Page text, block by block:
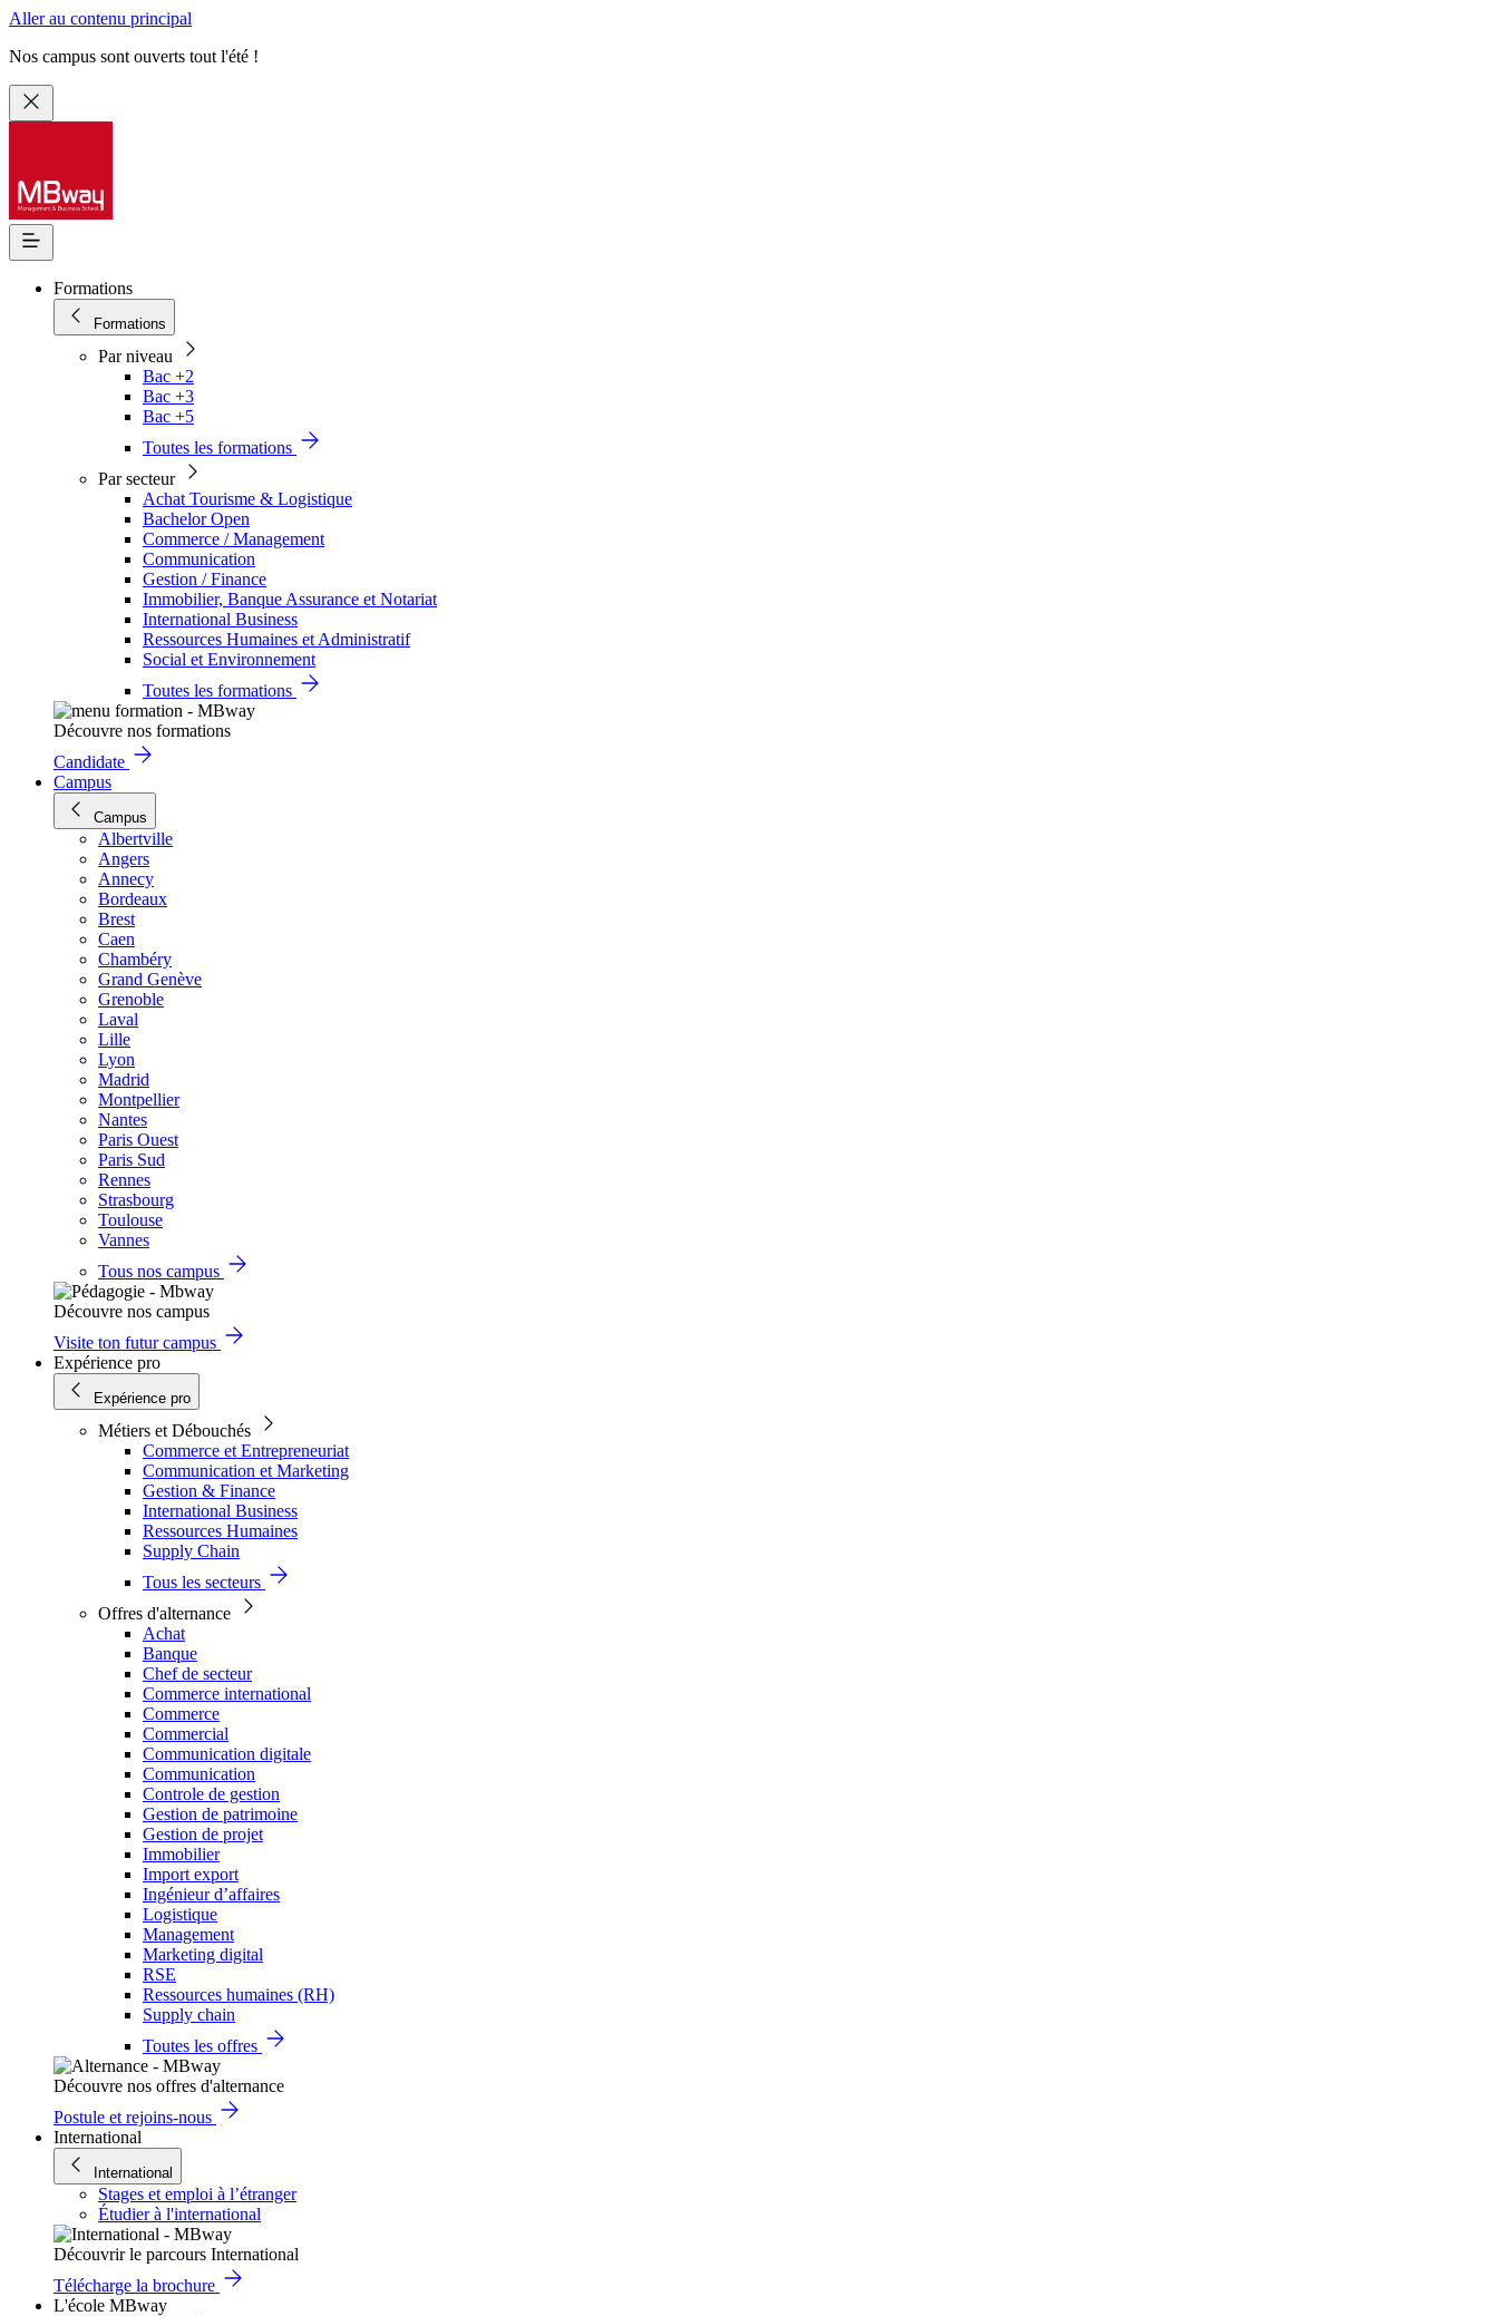
Aller au contenu principal
Nos campus sont ouverts tout l'été !
Formations
Formations
Par niveau
Bac +2
Bac +3
Bac +5
Toutes les formations
Par secteur
Achat Tourisme & Logistique
Bachelor Open
Commerce / Management
Communication
Gestion / Finance
Immobilier, Banque Assurance et Notariat
International Business
Ressources Humaines et Administratif
Social et Environnement
Toutes les formations
Découvre nos formations
Candidate
Campus
Campus
Albertville
Angers
Annecy
Bordeaux
Brest
Caen
Chambéry
Grand Genève
Grenoble
Laval
Lille
Lyon
Madrid
Montpellier
Nantes
Paris Ouest
Paris Sud
Rennes
Strasbourg
Toulouse
Vannes
Tous nos campus
Découvre nos campus
Visite ton futur campus
Expérience pro
Expérience pro
Métiers et Débouchés
Commerce et Entrepreneuriat
Communication et Marketing
Gestion & Finance
International Business
Ressources Humaines
Supply Chain
Tous les secteurs
Offres d'alternance
Achat
Banque
Chef de secteur
Commerce international
Commerce
Commercial
Communication digitale
Communication
Controle de gestion
Gestion de patrimoine
Gestion de projet
Immobilier
Import export
Ingénieur d’affaires
Logistique
Management
Marketing digital
RSE
Ressources humaines (RH)
Supply chain
Toutes les offres
Découvre nos offres d'alternance
Postule et rejoins-nous
International
International
Stages et emploi à l’étranger
Étudier à l'international
Découvrir le parcours International
Télécharge la brochure
L'école MBway